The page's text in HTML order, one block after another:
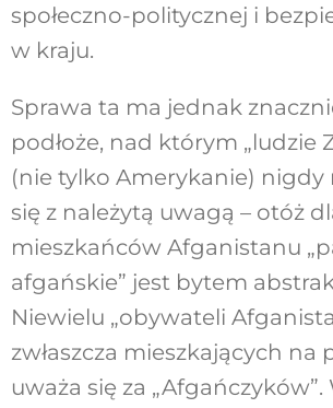
społeczno-politycznej i
w kraju.
Sprawa ta ma jednak
podłoże, nad którym „ludzie
(nie tylko Amerykanie) nigdy
się z należytą uwagą – otóż
mieszkańców Afganistanu
afgańskie” jest bytem
Niewielu „obywateli
zwłaszcza mieszkających na
uważa się za „Afgańczyków”.